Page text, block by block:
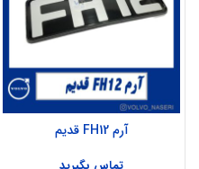
آرم FH12 قدیم